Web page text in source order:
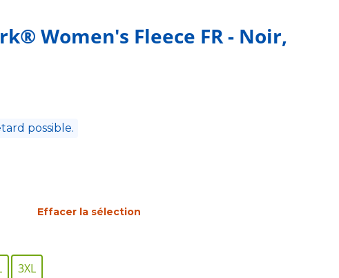
Women's Fleece FR - Noir,
possible.
Effacer la sélection
3XL